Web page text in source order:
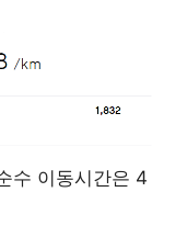
수 이동시간은 4